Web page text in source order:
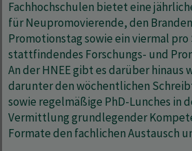
Fachhochschulen bietet eine
für Neupromovierende, den
Promotionstag sowie ein viermal
stattfindendes Forschungs- und
An der HNEE gibt es darüber hinaus
darunter den wöchentlichen
sowie regelmäßige PhD-Lunches in
Vermittlung grundlegender
Formate den fachlichen Austausch